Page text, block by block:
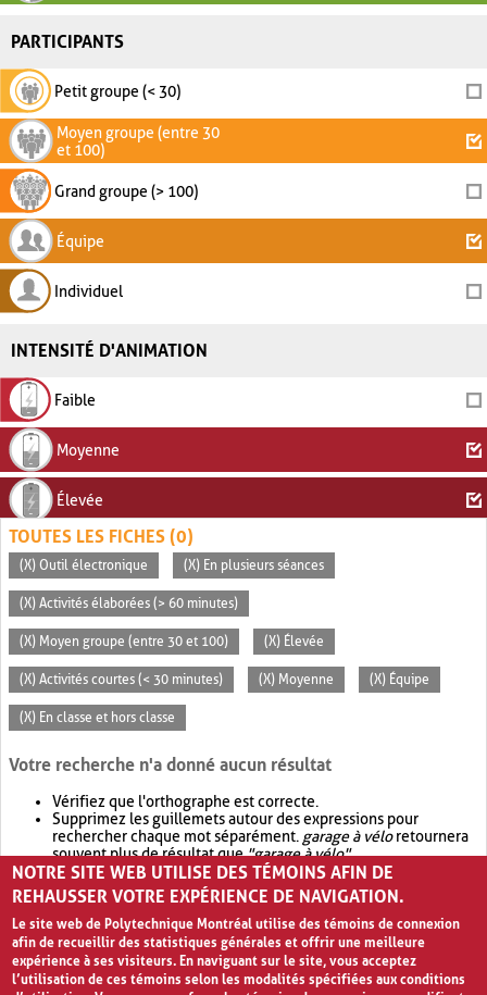
PARTICIPANTS
Petit groupe (< 30)
Moyen groupe (entre 30
et 100)
Grand groupe (> 100)
Équipe
Individuel
INTENSITÉ D'ANIMATION
Faible
Moyenne
Élevée
TOUTES LES FICHES (0)
(X) Outil électronique (X) En plusieurs séances
(X) Activités élaborées (> 60 minutes)
(X) Moyen groupe (entre 30 et 100) (X) Élevée
(X) Activités courtes (< 30 minutes) (X) Moyenne (X) Équipe
(X) En classe et hors classe
Votre recherche n'a donné aucun résultat
Vérifiez que l'orthographe est correcte.
Supprimez les guillemets autour des expressions pour
rechercher chaque mot séparément. garage à véloretournera
souvent plus de résultat que"garage à vélo".
Envisagez d'élargir votre recherche avec OR.garage OR vélo
retournera souvent plus de résultat quegarage à vélo
NOTRE SITE WEB UTILISE DES TÉMOINS AFIN DE
REHAUSSER VOTRE EXPÉRIENCE DE NAVIGATION.
Le site web de Polytechnique Montréal utilise des témoins de connexion
afin de recueillir des statistiques générales et offrir une meilleure
expérience à ses visiteurs. En naviguant sur le site, vous acceptez
l’utilisation de ces témoins selon les modalités spécifiées aux conditions